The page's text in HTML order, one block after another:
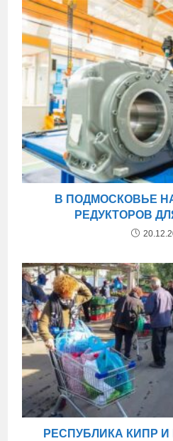
В ПОДМОСКОВЬЕ
РЕДУКТОРОВ
РЕСПУБЛИКА КИПР